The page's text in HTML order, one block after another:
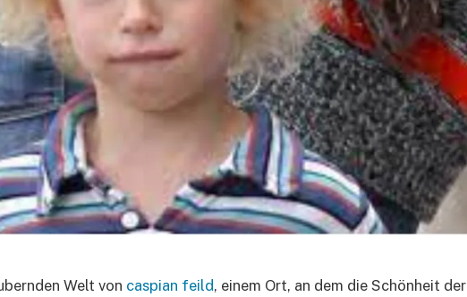
Welt von caspian feild, einem Ort, an dem die Schönheit der